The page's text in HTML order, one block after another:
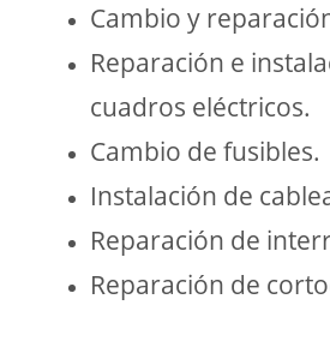
Cambio y
Reparación e
cuadros eléctricos.
Cambio de fusibles.
Instalación de
Reparación de
Reparación de